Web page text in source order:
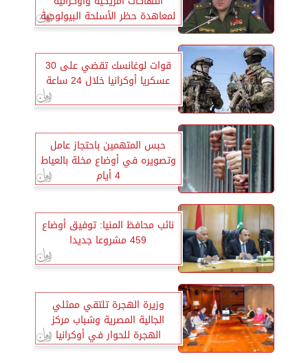
لمعاهدة حظر الأسلحة البيولوجية
قوات لوغانسك تقضي على 30
عسكريا أوكرانيا خلال 24 ساعة
حبس المتهمين باحتجاز عامل
وتصويره في أوضاع مخلة بالعياط
4 أيام
نائب محافظ المنيا: توفيق أوضاع
459 مشروعا جديدا
وزيرة الهجرة تلتقي ممثلي
الجالية المصرية وشباب مركز
الهجرة للحوار في أوكرانيا